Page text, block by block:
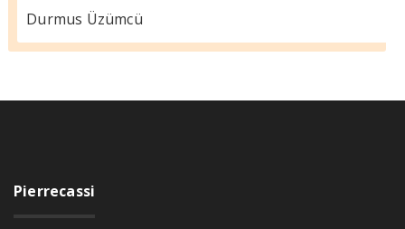
Durmus Üzümcü
Pierrecassi